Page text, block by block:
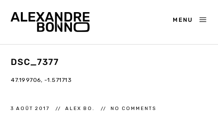
MENU
DSC_7377
47.199706, -1.571713
3 AOÛT 2017 ALEX BO. NO COMMENTS